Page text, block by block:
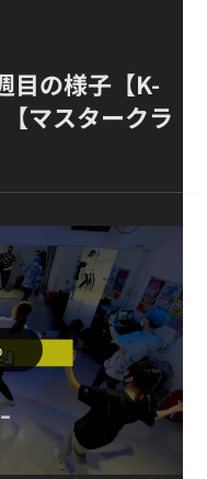
目の様子【K-
マスタークラ